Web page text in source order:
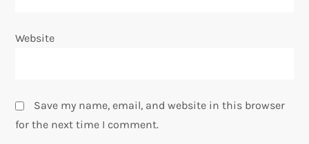
Website
Save my name, email, and website in this browser
for the next time I comment.